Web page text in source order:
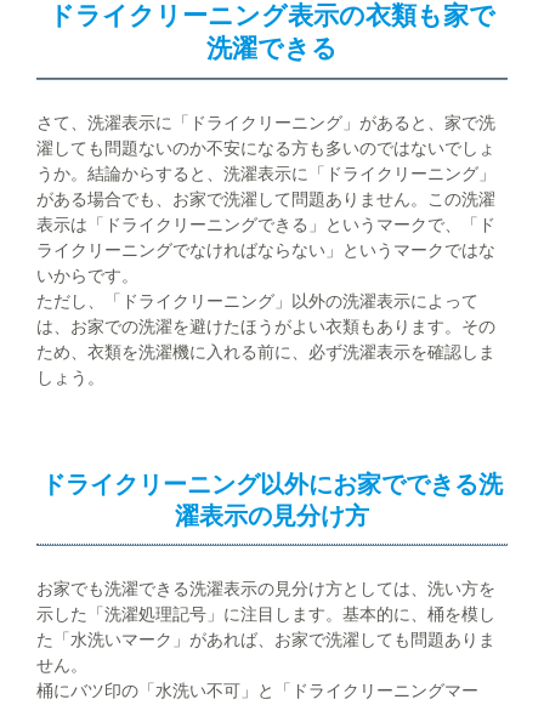
ドライクリーニング表示の衣類も家で
洗濯できる
さて、洗濯表示に「ドライクリーニング」があると、家で洗
濯しても問題ないのか不安になる方も多いのではないでしょ
うか。結論からすると、洗濯表示に「ドライクリーニング」
がある場合でも、お家で洗濯して問題ありません。この洗濯
表示は「ドライクリーニングできる」というマークで、「ド
ライクリーニングでなければならない」というマークではな
いからです。
ただし、「ドライクリーニング」以外の洗濯表示によって
は、お家での洗濯を避けたほうがよい衣類もあります。その
ため、衣類を洗濯機に入れる前に、必ず洗濯表示を確認しま
しょう。
ドライクリーニング以外にお家でできる洗
濯表示の見分け方
お家でも洗濯できる洗濯表示の見分け方としては、洗い方を
示した「洗濯処理記号」に注目します。基本的に、桶を模し
た「水洗いマーク」があれば、お家で洗濯しても問題ありま
せん。
桶にバツ印の「水洗い不可」と「ドライクリーニングマー